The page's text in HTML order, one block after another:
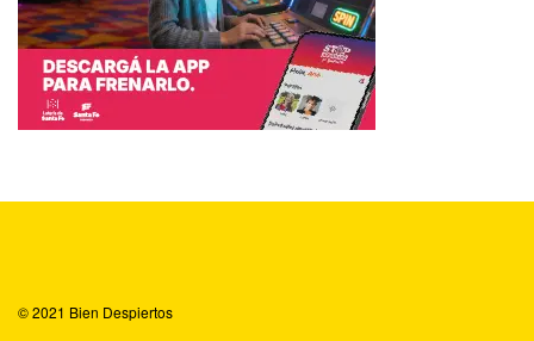
© 2021 Bien Despiertos